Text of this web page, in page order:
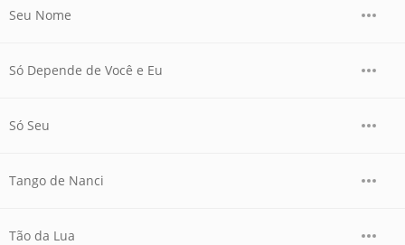
Seu Nome
Só Depende de Você e Eu
Só Seu
Tango de Nanci
Tão da Lua